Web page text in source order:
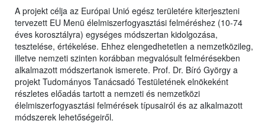
A projekt célja az Európai Unió egész területére kiterjeszteni
tervezett EU Menü élelmiszerfogyasztási felméréshez (10-74
éves korosztályra) egységes módszertan kidolgozása,
tesztelése, értékelése. Ehhez elengedhetetlen a nemzetközileg,
illetve nemzeti szinten korábban megvalósult felmérésekben
alkalmazott módszertanok ismerete. Prof. Dr. Bíró György a
projekt Tudományos Tanácsadó Testületének elnökeként
részletes előadás tartott a nemzeti és nemzetközi
élelmiszerfogyasztási felmérések típusairól és az alkalmazott
módszerek lehetőségeiről.